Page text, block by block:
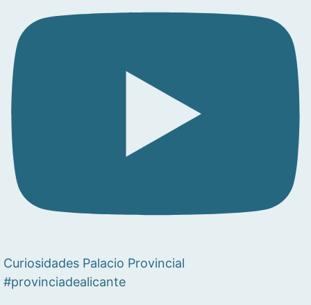
Curiosidades Palacio Provincial
#provinciadealicante